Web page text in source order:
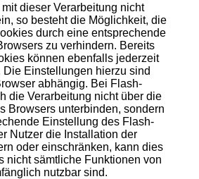
dieser Verarbeitung nicht
so besteht die Möglichkeit, die
durch eine entsprechende
zu verhindern. Bereits
können ebenfalls jederzeit
Einstellungen hierzu sind
abhängig. Bei Flash-
die Verarbeitung nicht über die
Browsers unterbinden, sondern
Einstellung des Flash-
Nutzer die Installation der
oder einschränken, kann dies
nicht sämtliche Funktionen von
nutzbar sind.